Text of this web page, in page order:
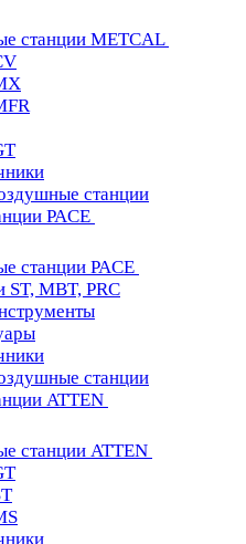
станции METCAL
станции
PACE
станции PACE
ST, MBT, PRC
станции
ATTEN
станции ATTEN